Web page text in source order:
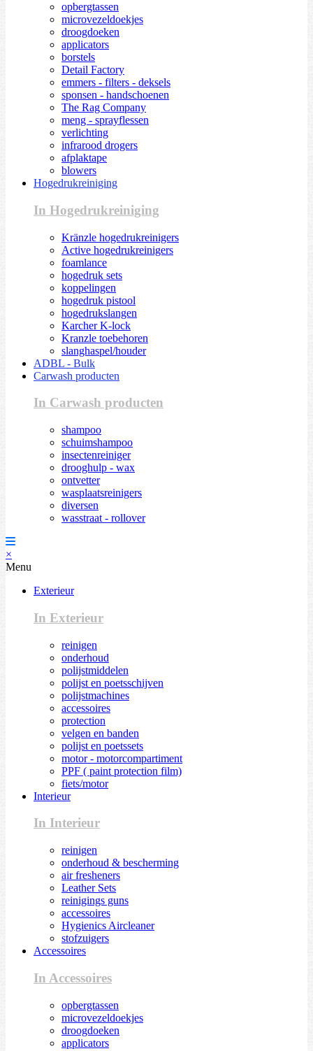
opbergtassen
microvezeldoekjes
droogdoeken
applicators
borstels
Detail Factory
emmers - filters - deksels
sponsen - handschoenen
The Rag Company
meng - sprayflessen
verlichting
infrarood drogers
afplaktape
blowers
Hogedrukreiniging
In Hogedrukreiniging
Kränzle hogedrukreinigers
Active hogedrukreinigers
foamlance
hogedruk sets
koppelingen
hogedruk pistool
hogedrukslangen
Karcher K-lock
Kranzle toebehoren
slanghaspel/houder
ADBL - Bulk
Carwash producten
In Carwash producten
shampoo
schuimshampoo
insectenreiniger
drooghulp - wax
ontvetter
wasplaatsreinigers
diversen
wasstraat - rollover
×
Menu
Exterieur
In Exterieur
reinigen
onderhoud
polijstmiddelen
polijst en poetsschijven
polijstmachines
accessoires
protection
velgen en banden
polijst en poetssets
motor - motorcompartiment
PPF ( paint protection film)
fiets/motor
Interieur
In Interieur
reinigen
onderhoud & bescherming
air fresheners
Leather Sets
reinigings guns
accessoires
Hygienics Aircleaner
stofzuigers
Accessoires
In Accessoires
opbergtassen
microvezeldoekjes
droogdoeken
applicators